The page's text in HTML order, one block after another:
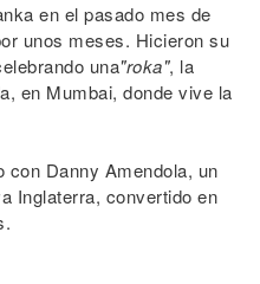
en el pasado mes de
unos meses. Hicieron su
una"roka", la
en Mumbai, donde vive la
con Danny Amendola, un
Inglaterra, convertido en